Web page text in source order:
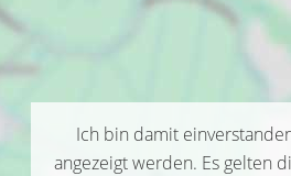
Ich bin damit
angezeigt werden. Es gelten